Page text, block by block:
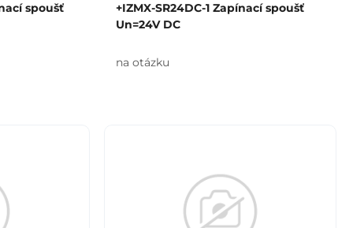
spoušť
+IZMX-SR24DC-1 Zapínací spoušť
Un=24V DC
na otázku